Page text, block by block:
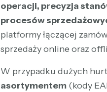
operacji, precyzja
procesów
platformy łączącej
sprzedaży online oraz
W przypadku dużych
asortymentem (kody